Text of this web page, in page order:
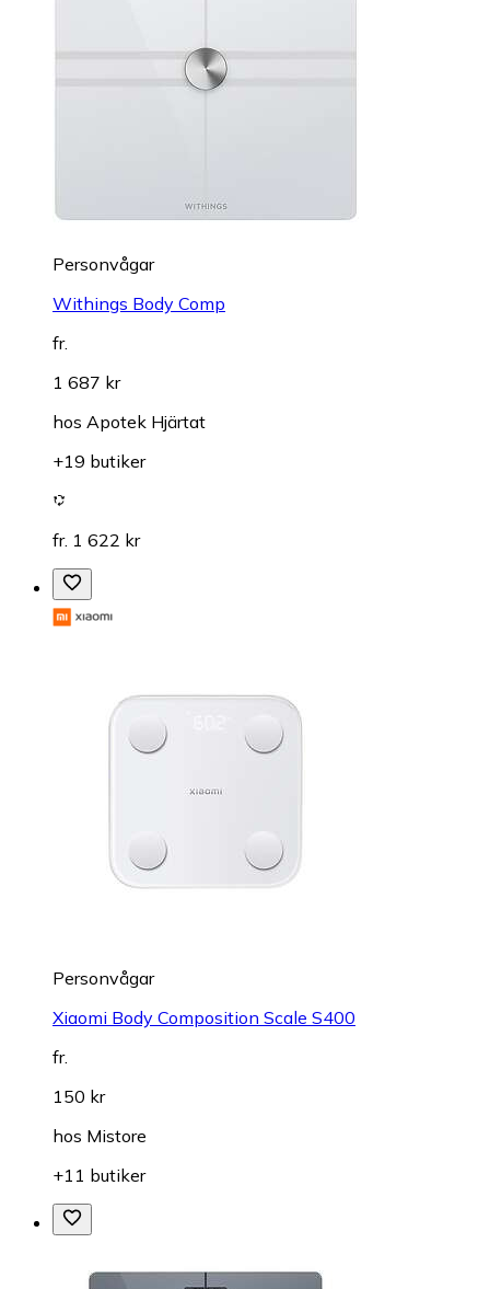
Personvågar
Withings Body Comp
fr.
1 687 kr
hos Apotek Hjärtat
+19 butiker
fr. 1 622 kr
Personvågar
Xiaomi Body Composition Scale S400
fr.
150 kr
hos Mistore
+11 butiker